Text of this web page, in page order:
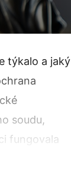
týkalo a jaký
soudu,
fungovala